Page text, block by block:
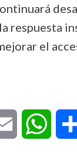
respuesta
el
Email